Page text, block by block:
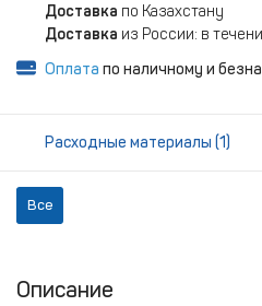
Доставка по Казахстану
Доставка из России: в
Оплата по наличному и
Расходные материалы (1)
Все
Описание